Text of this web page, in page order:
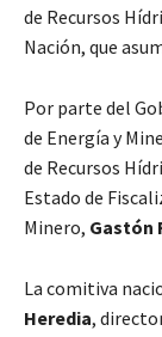
de Recursos
Nación, que
Por parte del
de Energía y
de Recursos
Estado de
Minero, Gastón
La comitiva
Heredia,